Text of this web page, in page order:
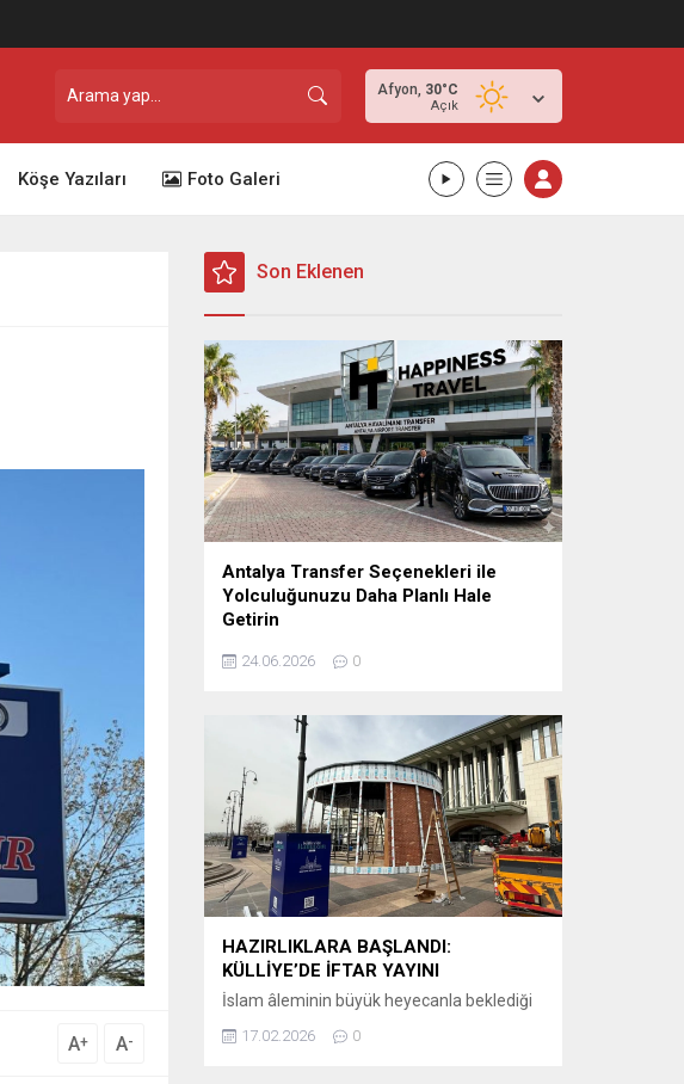
Afyon, 30°C
Açık
Köşe Yazıları Foto Galeri
A+ A-
Son Eklenen
Antalya Transfer Seçenekleri ile
Yolculuğunuzu Daha Planlı Hale
Getirin
önemli detaylardan biri, varış noktasında
Antalya gibi uluslararası yoğunluğu yüksek
bir destinasyonda, havalimanından otellere
veya şehir içi noktalara ulaşımın önceden
planlanması büyük kolaylık sağlar.
Günümüzde birçok ziyaretçi, klasik ulaşım
yöntemleri yerine önceden organize edilen
sistemleri tercih etmektedir. Bu
kapsamda Antalya airport transfer hizmetleri,...
24.06.2026 0
HAZIRLIKLARA BAŞLANDI:
KÜLLİYE’DE İFTAR YAYINI
İslam âleminin büyük heyecanla beklediği
ekranlara taşınıyor. Kanal D, iftar saatlerinin
17.02.2026 0